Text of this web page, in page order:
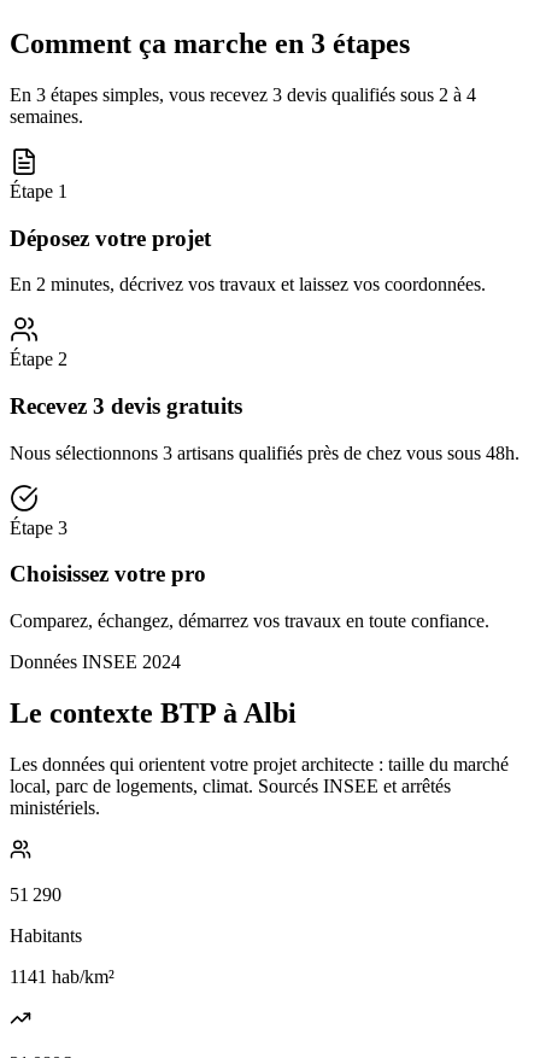
Comment ça marche en 3 étapes
En 3 étapes simples, vous recevez 3 devis qualifiés sous 2 à 4
semaines.
Étape 1
Déposez votre projet
En 2 minutes, décrivez vos travaux et laissez vos coordonnées.
Étape 2
Recevez 3 devis gratuits
Nous sélectionnons 3 artisans qualifiés près de chez vous sous 48h.
Étape 3
Choisissez votre pro
Comparez, échangez, démarrez vos travaux en toute confiance.
Données INSEE 2024
Le contexte BTP à Albi
Les données qui orientent votre projet architecte : taille du marché
local, parc de logements, climat. Sourcés INSEE et arrêtés
ministériels.
51 290
Habitants
1141 hab/km²